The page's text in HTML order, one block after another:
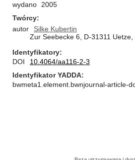
wydano
2005
Twórcy
autor
Silke Kubertin
Zur Seebecke 6, D-31311
Identyfikatory
DOI
10.4064/aa116-2-3
Identyfikator YADDA
bwmeta1.element.bwnjournal-article-